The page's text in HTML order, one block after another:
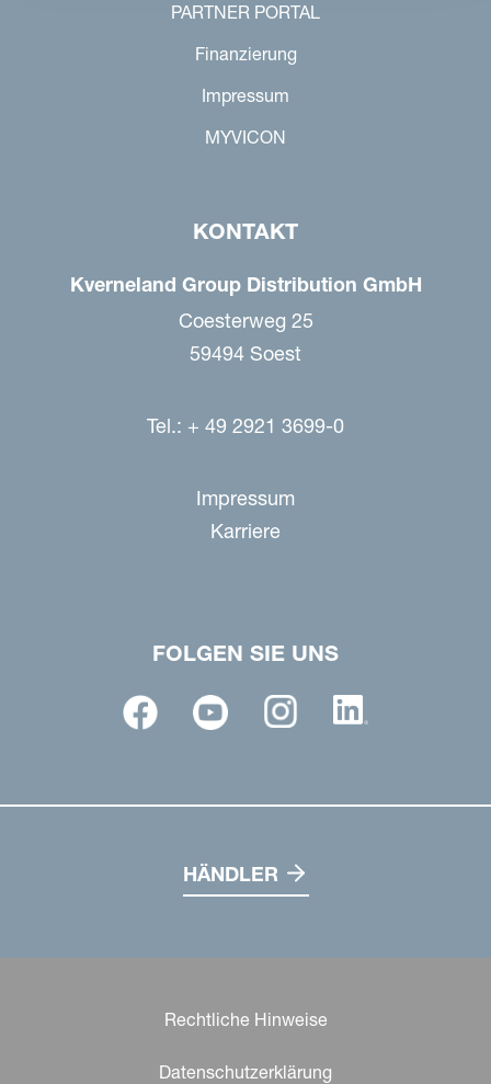
PARTNER PORTAL
Finanzierung
Impressum
MYVICON
KONTAKT
Kverneland Group Distribution GmbH
Coesterweg 25
59494 Soest
Tel.: + 49 2921 3699-0
Impressum
Karriere
FOLGEN SIE UNS
HÄNDLER
Rechtliche Hinweise
Datenschutzerklärung